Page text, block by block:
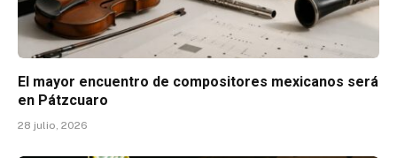
El mayor encuentro de compositores mexicanos será
en Pátzcuaro
28 julio, 2026